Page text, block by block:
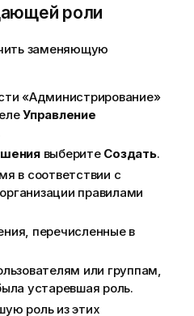
роли
заменяющую
«Администрирование»
Управление
выберите Создать.
в соответствии с
правилами
перечисленные в
или группам,
устаревшая роль.
роль из этих